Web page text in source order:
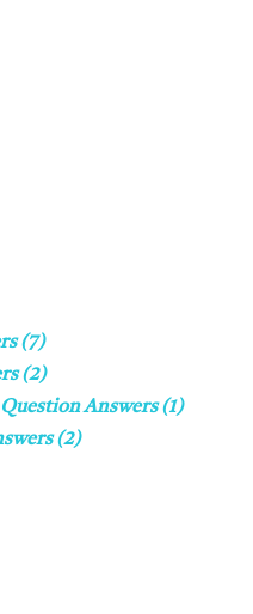
(7)
(2)
Answers(1)
(2)